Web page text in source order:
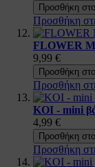
Προσθήκη
Προσθήκη
FLOWER
9,99 €
Προσθήκη
Προσθήκη
KOI - mini
4,99 €
Προσθήκη
Προσθήκη